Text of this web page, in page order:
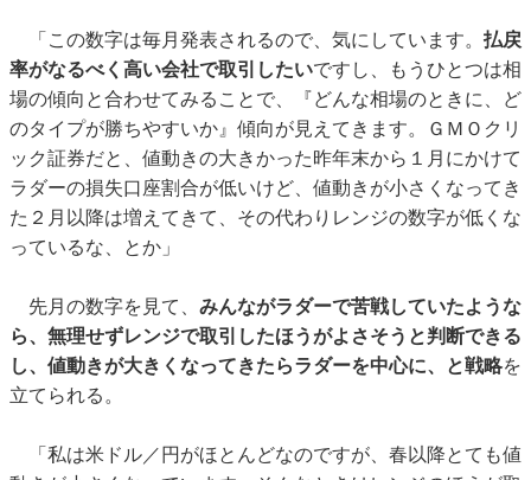
「この数字は毎月発表されるので、気にしています。 払戻
率がなるべく高い会社で取引したいですし、もうひとつは相
場の傾向と合わせてみることで、『どんな相場のときに、ど
のタイプが勝ちやすいか』傾向が見えてきます。ＧＭＯクリ
ック証券だと、値動きの大きかった昨年末から１月にかけて
ラダーの損失口座割合が低いけど、値動きが小さくなってき
た２月以降は増えてきて、その代わりレンジの数字が低くな
っているな、とか」
先月の数字を見て、 みんながラダーで苦戦していたような
ら、無理せずレンジで取引したほうがよさそうと判断できる
し、値動きが大きくなってきたらラダーを中心に、と戦略を
立てられる。
「私は米ドル／円がほとんどなのですが、春以降とても値